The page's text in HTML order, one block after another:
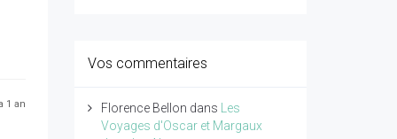
1 an
Vos commentaires
Florence Bellon dans
Les
Voyages d'Oscar et Margaux